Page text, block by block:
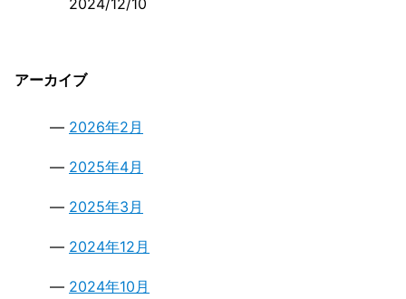
アーカイブ
2026年2月
2025年4月
2025年3月
2024年12月
2024年10月